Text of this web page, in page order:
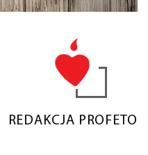
REDAKCJA PROFETO